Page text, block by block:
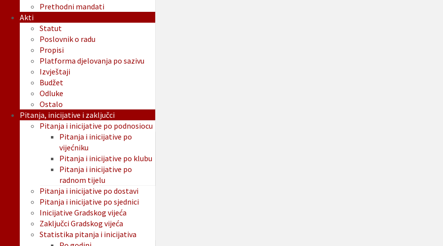
Prethodni mandati
Akti
Statut
Poslovnik o radu
Propisi
Platforma djelovanja po sazivu
Izvještaji
Budžet
Odluke
Ostalo
Pitanja, inicijative i zaključci
Pitanja i inicijative po podnosiocu
Pitanja i inicijative po
vijećniku
Pitanja i inicijative po klubu
Pitanja i inicijative po
radnom tijelu
Pitanja i inicijative po dostavi
Pitanja i inicijative po sjednici
Inicijative Gradskog vijeća
Zaključci Gradskog vijeća
Statistika pitanja i inicijativa